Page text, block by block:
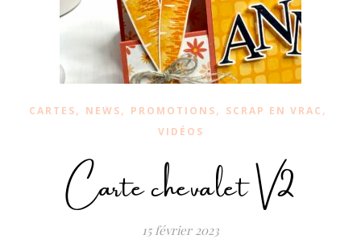
CARTES, NEWS, PROMOTIONS, SCRAP EN VRAC ,
VIDÉOS
Carte chevalet V2
15 février 2023